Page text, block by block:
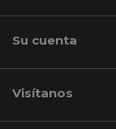
Su cuenta
Visítanos